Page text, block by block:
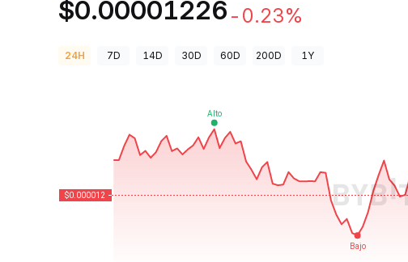
$0.00001226 -0.23%
24H 7D 14D 30D 60D 200D 1Y